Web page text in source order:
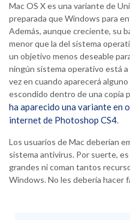
Mac OS X es una variante de
preparada que Windows para
Además, aunque creciente, su
menor que la del sistema
un objetivo menos deseable
ningún sistema operativo está
vez en cuando aparecerá
escondido dentro de una copia
ha aparecido una variante en
internet de Photoshop CS4.
Los usuarios de Mac deberían
sistema antivirus. Por suerte,
grandes ni coman tantos
Windows. No les debería hacer